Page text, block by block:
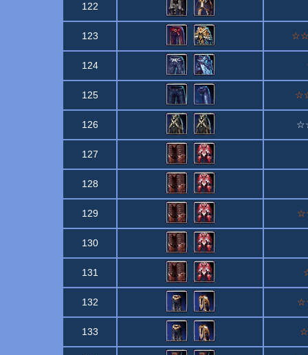
122
123
124
125
126
127
128
129
130
131
132
133